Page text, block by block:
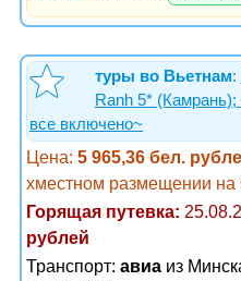
туры во Вьетнам:
Ranh 5*
все включено~
Цена: 5 965,36 бел.
хместном размещении на
Горящая путевка:
рублей
Транспорт: авиа из